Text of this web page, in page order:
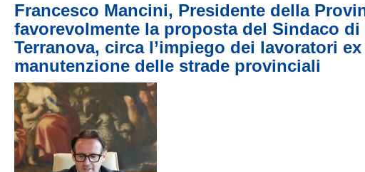
Francesco Mancini, Presidente della
favorevolmente la proposta del Sindaco
Terranova, circa l’impiego dei lavoratori
manutenzione delle strade provinciali